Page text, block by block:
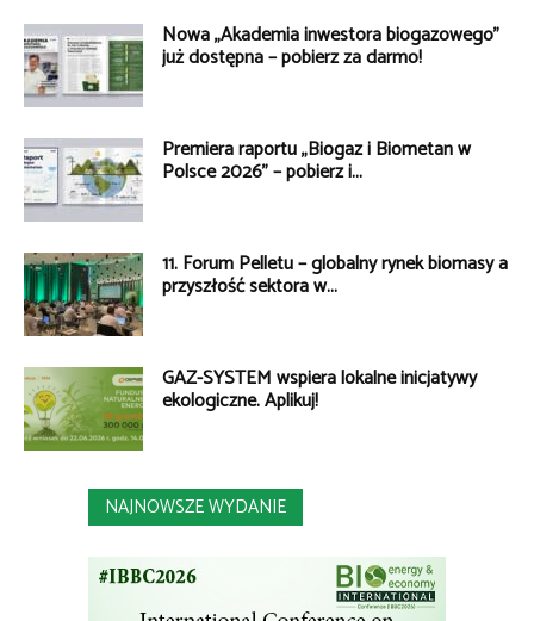
Nowa „Akademia inwestora biogazowego”
już dostępna – pobierz za darmo!
Premiera raportu „Biogaz i Biometan w
Polsce 2026” – pobierz i...
11. Forum Pelletu – globalny rynek biomasy a
przyszłość sektora w...
GAZ-SYSTEM wspiera lokalne inicjatywy
ekologiczne. Aplikuj!
NAJNOWSZE WYDANIE